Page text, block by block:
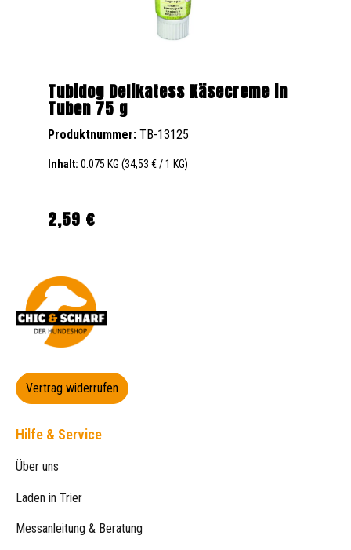
Tubidog Delikatess Käsecreme in
Tuben 75 g
Produktnummer: TB-13125
Inhalt: 0.075 KG (34,53 € / 1 KG)
Regulärer Preis:
2,59 €
Vertrag widerrufen
Hilfe & Service
Über uns
Laden in Trier
Messanleitung & Beratung